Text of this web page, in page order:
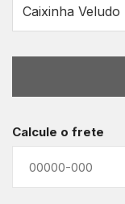
Calcule o frete